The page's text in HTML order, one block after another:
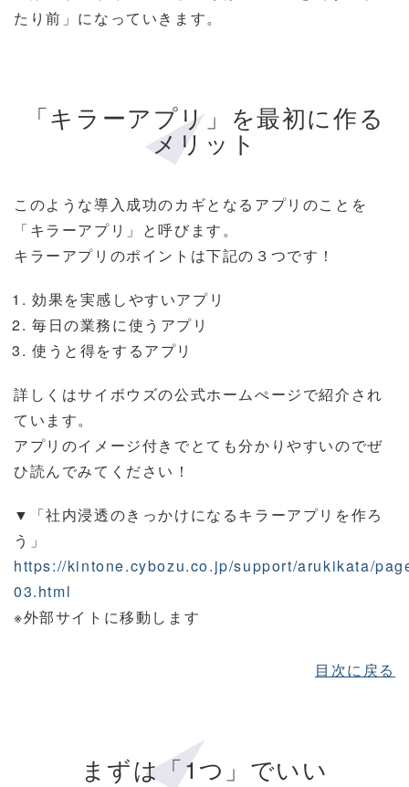
たり前」になっていきます。
「キラーアプリ」を最初に作る
メリット
このような導入成功のカギとなるアプリのことを
「キラーアプリ」と呼びます。
キラーアプリのポイントは下記の３つです！
効果を実感しやすいアプリ
毎日の業務に使うアプリ
使うと得をするアプリ
詳しくはサイボウズの公式ホームぺージで紹介され
ています。
アプリのイメージ付きでとても分かりやすいのでぜ
ひ読んでみてください！
▼「社内浸透のきっかけになるキラーアプリを作ろ
う」
https://kintone.cybozu.co.jp/support/arukikata/
03.html
※外部サイトに移動します
目次に戻る
まずは「1つ」でいい